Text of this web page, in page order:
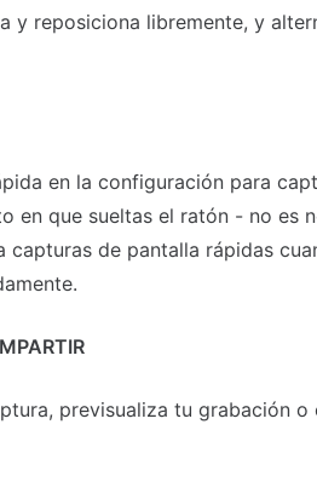
y reposiciona libremente, y
en la configuración para
en que sueltas el ratón - no es
capturas de pantalla rápidas
previsualiza tu grabación